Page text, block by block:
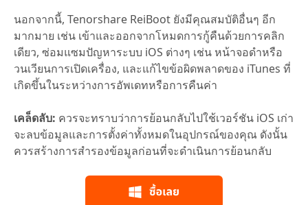
นอกจากนี้, Tenorshare ReiBoot ยังมีคุณสมบัติอื่นๆ อีก
มากมาย เช่น เข้าและออกจากโหมดการกู้คืนด้วยการคลิก
เดียว, ซ่อมแซมปัญหาระบบ iOS ต่างๆ เช่น หน้าจอดำหรือ
วนเวียนการเปิดเครื่อง, และแก้ไขข้อผิดพลาดของ iTunes ที่
เกิดขึ้นในระหว่างการอัพเดทหรือการคืนค่า
เคล็ดลับ: ควรจะทราบว่าการย้อนกลับไปใช้เวอร์ชัน iOS เก่า
จะลบข้อมูลและการตั้งค่าทั้งหมดในอุปกรณ์ของคุณ ดังนั้น
ควรสร้างการสำรองข้อมูลก่อนที่จะดำเนินการย้อนกลับ